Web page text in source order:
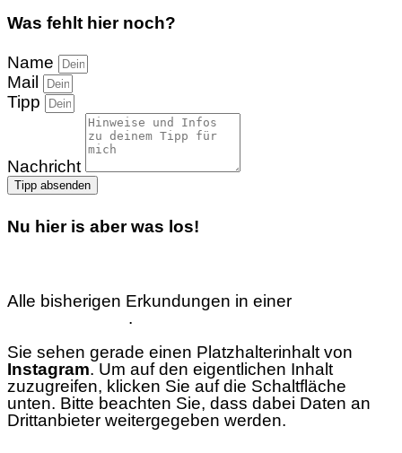
Was fehlt hier noch?
Name
Mail
Tipp
Nachricht
Tipp absenden
Nu hier is aber was los!
Alle bisherigen Erkundungen in einer
.
Sie sehen gerade einen Platzhalterinhalt von
Instagram. Um auf den eigentlichen Inhalt
zuzugreifen, klicken Sie auf die Schaltfläche
unten. Bitte beachten Sie, dass dabei Daten an
Drittanbieter weitergegeben werden.